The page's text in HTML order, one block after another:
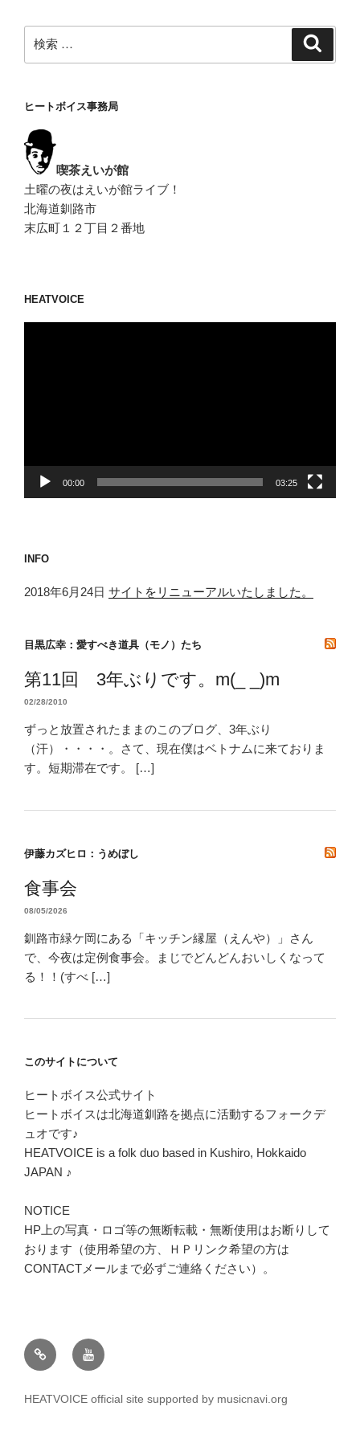
検
索:
ヒートボイス事務局
喫茶えいが館
土曜の夜はえいが館ライブ！
北海道釧路市
末広町１２丁目２番地
HEATVOICE
00:00 03:25
INFO
2018年6月24日 サイトをリニューアルいたしました。
目黒広幸：愛すべき道具（モノ）たち
第11回 3年ぶりです。m(_ _)m
02/28/2010
ずっと放置されたままのこのブログ、3年ぶり
（汗）・・・・。さて、現在僕はベトナムに来ておりま
す。短期滞在です。 […]
伊藤カズヒロ：うめぼし
食事会
08/05/2026
釧路市緑ケ岡にある「キッチン縁屋（えんや）」さん
で、今夜は定例食事会。まじでどんどんおいしくなって
る！！(すべ […]
このサイトについて
ヒートボイス公式サイト
ヒートボイスは北海道釧路を拠点に活動するフォークデ
ュオです♪
HEATVOICE is a folk duo based in Kushiro, Hokkaido
JAPAN ♪
NOTICE
HP上の写真・ロゴ等の無断転載・無断使用はお断りして
おります（使用希望の方、ＨＰリンク希望の方は
CONTACTメールまで必ずご連絡ください）。
twitter youtube
HEATVOICE official site supported by musicnavi.org